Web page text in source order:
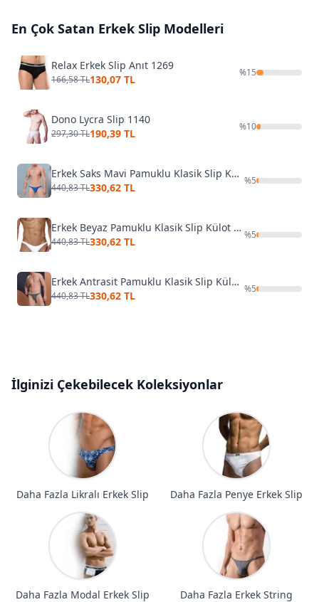
En Çok Satan Erkek Slip Modelleri
Relax Erkek Slip Anıt 1269
166,58 TL130,07 TL
%15
Dono Lycra Slip 1140
297,30 TL190,39 TL
%10
Erkek Saks Mavi Pamuklu Klasik Slip Külot Darkzone DZ-1104-05-S
440,83 TL330,62 TL
%5
Erkek Beyaz Pamuklu Klasik Slip Külot Darkzone DZ-1104-02-M
440,83 TL330,62 TL
%5
Erkek Antrasit Pamuklu Klasik Slip Külot Darkzone DZ-1104-07-S
440,83 TL330,62 TL
%5
İlginizi Çekebilecek Koleksiyonlar
Daha Fazla Likralı Erkek Slip Daha Fazla Penye Erkek Slip
Daha Fazla Modal Erkek Slip Daha Fazla Erkek String